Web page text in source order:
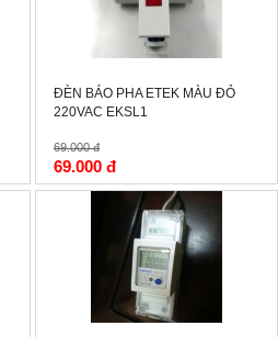
ĐÈN BÁO PHA ETEK MÀU ĐỎ
220VAC EKSL1
69.000 đ
69.000 đ